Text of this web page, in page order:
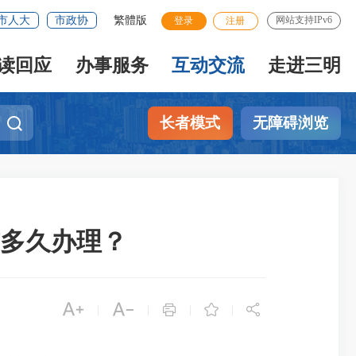
人大 市政协 繁體版 登录 注册 网站支持IPv6
回应 办事服务 互动交流 走进三明
长者模式 无障碍浏览
久办理？
    